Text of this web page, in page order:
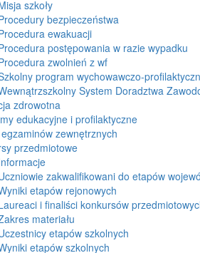
szkoły
bezpieczeństwa
ewakuacji
postępowania w razie wypadku
zwolnień z wf
program wychowawczo-
System Doradztwa
zdrowotna
edukacyjne i profilaktyczne
zewnętrznych
przedmiotowe
zakwalifikowani do etapów
etapów rejonowych
i finaliści konkursów
materiału
etapów szkolnych
etapów szkolnych